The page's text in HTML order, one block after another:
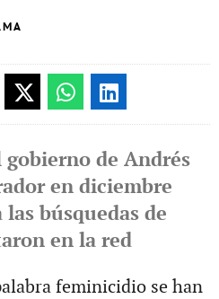
de Andrés
en diciembre
búsquedas de
en la red
feminicidio se han